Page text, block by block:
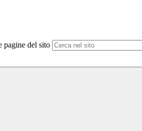
pagine del sito